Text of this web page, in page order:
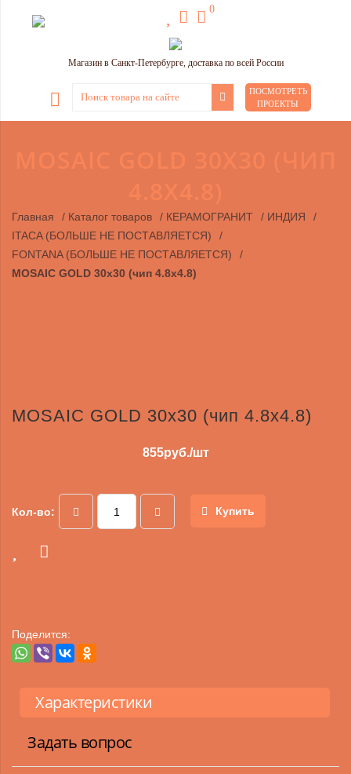
0
Магазин в Санкт-Петербурге, доставка по всей России
ПОСМОТРЕТЬ
ПРОЕКТЫ
Главная / Каталог товаров / КЕРАМОГРАНИТ / ИНДИЯ
/
ITACA (БОЛЬШЕ НЕ ПОСТАВЛЯЕТСЯ)
/
FONTANA (БОЛЬШЕ НЕ ПОСТАВЛЯЕТСЯ)
/
MOSAIC GOLD 30x30 (чип 4.8х4.8)
MOSAIC GOLD 30x30 (чип 4.8х4.8)
855руб./шт
Кол-во: Купить
Поделится:
Характеристики
Задать вопрос